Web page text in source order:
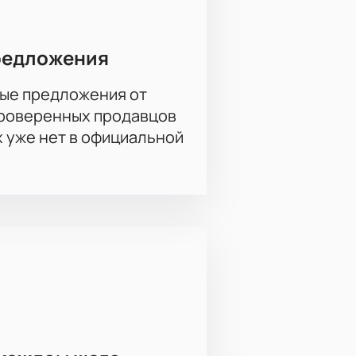
группы 16OM.
количества
предложения от
продавцов
нет в официальной